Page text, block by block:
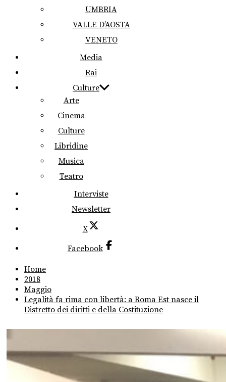
UMBRIA
VALLE D’AOSTA
VENETO
Media
Rai
Culture
Arte
Cinema
Culture
Libridine
Musica
Teatro
Interviste
Newsletter
X
Facebook
Home
2018
Maggio
Legalità fa rima con libertà: a Roma Est nasce il
Distretto dei diritti e della Costituzione